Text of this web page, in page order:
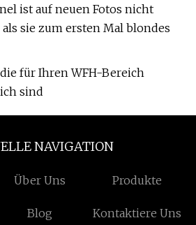
ist auf neuen Fotos nicht
sie zum ersten Mal blondes
für Ihren WFH-Bereich
sind
NAVIGATION
Über Uns Produkte
Blog Kontaktiere Uns